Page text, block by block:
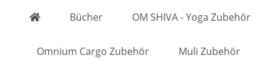
Bücher OM SHIVA - Yoga Zubehör
Omnium Cargo Zubehör Muli Zubehör